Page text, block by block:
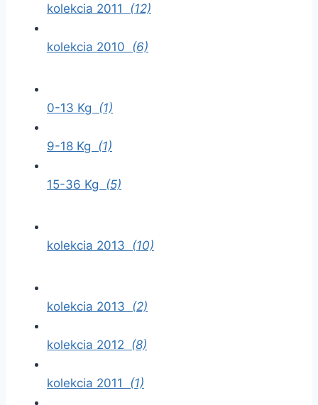
kolekcia 2011 (12)
kolekcia 2010 (6)
0-13 Kg (1)
9-18 Kg (1)
15-36 Kg (5)
kolekcia 2013 (10)
kolekcia 2013 (2)
kolekcia 2012 (8)
kolekcia 2011 (1)